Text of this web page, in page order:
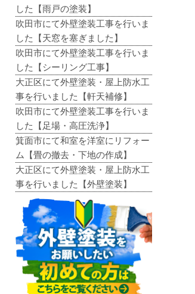
した【雨戸の塗装】
吹田市にて外壁塗装工事を行いま
した【天窓を塞ぎました】
吹田市にて外壁塗装工事を行いま
した【シーリング工事】
大正区にて外壁塗装・屋上防水工
事を行いました【軒天補修】
吹田市にて外壁塗装工事を行いま
した【足場・高圧洗浄】
箕面市にて和室を洋室にリフォー
ム【畳の撤去・下地の作成】
大正区にて外壁塗装・屋上防水工
事を行いました【外壁塗装】